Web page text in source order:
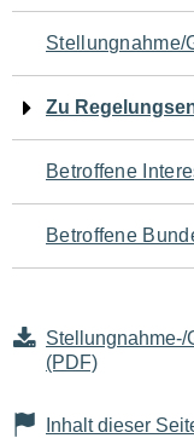
Navigation
für
den
Stellungnahme/
Zu
Betroffene
Betroffene
Stellungnahme-/
(PDF)
Inhalt dieser